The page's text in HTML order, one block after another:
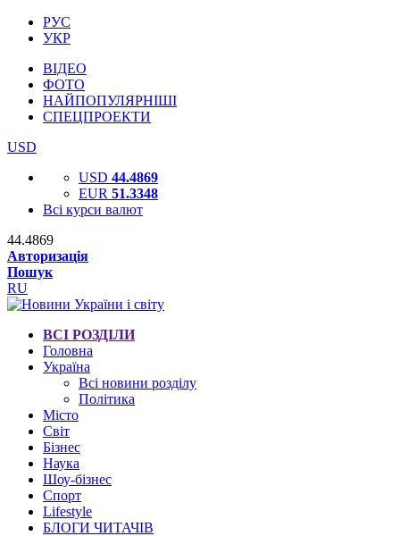
РУС
УКР
ВІДЕО
ФОТО
НАЙПОПУЛЯРНІШІ
СПЕЦПРОЕКТИ
USD
USD 44.4869
EUR 51.3348
Всі курси валют
44.4869
Авторизація
Пошук
RU
ВСІ РОЗДІЛИ
Головна
Україна
Всі новини розділу
Політика
Місто
Світ
Бізнес
Наука
Шоу-бізнес
Спорт
Lifestyle
БЛОГИ ЧИТАЧІВ